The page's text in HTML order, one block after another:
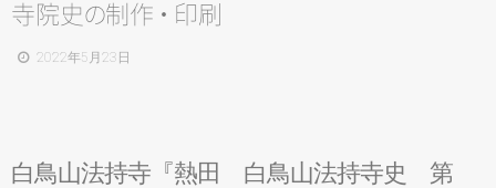
サイトマップ
寺院史の制 作・ 印刷
2022年5月23日
白鳥山法持寺『熱田 白鳥山法持寺史 第